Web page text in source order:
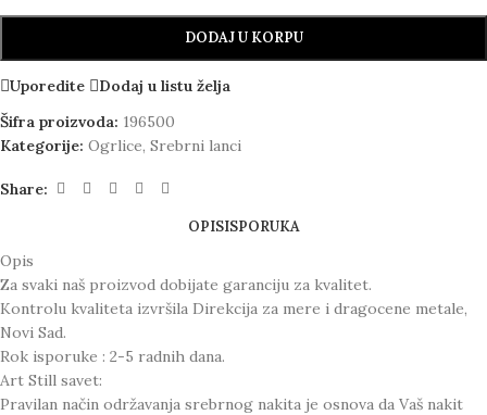
DODAJ U KORPU
Uporedite
Dodaj u listu želja
Šifra proizvoda: 196500
Kategorije: Ogrlice, Srebrni lanci
Share:
OPISISPORUKA
Opis
Za svaki naš proizvod dobijate garanciju za kvalitet.
Kontrolu kvaliteta izvršila Direkcija za mere i dragocene metale,
Novi Sad.
Rok isporuke : 2-5 radnih dana.
Art Still savet:
Pravilan način održavanja srebrnog nakita je osnova da Vaš nakit